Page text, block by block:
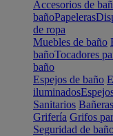
Accesorios de
bañoPapeleras
de ropa
Muebles de baño
bañoTocadores
baño
Espejos de baño
iluminados
Sanitarios Bañeras
Grifería Grifos
Seguridad de